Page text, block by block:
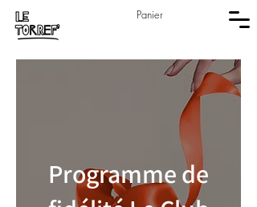
Panier
Programme de